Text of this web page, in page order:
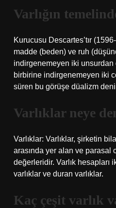
Varlığın
Kurucusu Descartes’tır
madde (beden) ve ruh
indirgenemeyen iki unsurdan
birbirine indirgenemeyen iki
süren bu görüşe düalizm
Varlıklar neye
Varlıklar: Varlıklar, şirketin
arasında yer alan ve parasal
değerleridir. Varlık hesapları
varlıklar ve duran varlıklar.
Kaç çeşit varlık